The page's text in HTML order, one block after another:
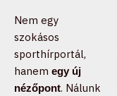
Nem egy
szokásos
sporthírportál,
hanem egy új
nézőpont. Nálunk